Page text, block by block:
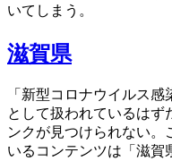
いてしまう。
滋賀県
「新型コロナウイルス
として扱われているはず
ンクが見つけられない。
いるコンテンツは「滋賀